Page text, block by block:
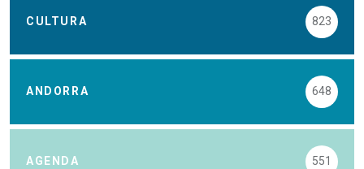
CULTURA 823
ANDORRA 648
AGENDA 551